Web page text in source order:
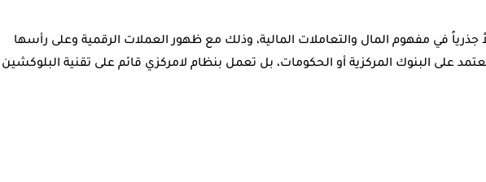
جذرياً في مفهوم المال والتعاملات المالية، وذلك مع ظهور العملات الرقمية وعلى رأسها
على البنوك المركزية أو الحكومات، بل تعمل بنظام لامركزي قائم على تقنية البلوكشين